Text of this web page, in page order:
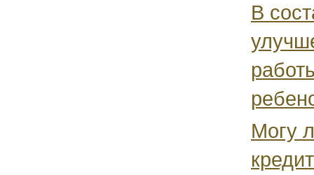
В
Могу